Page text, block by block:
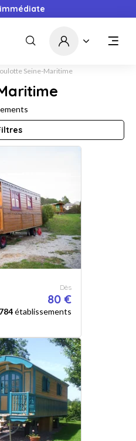
Seine-Maritime
Dès
80 €
784établissements